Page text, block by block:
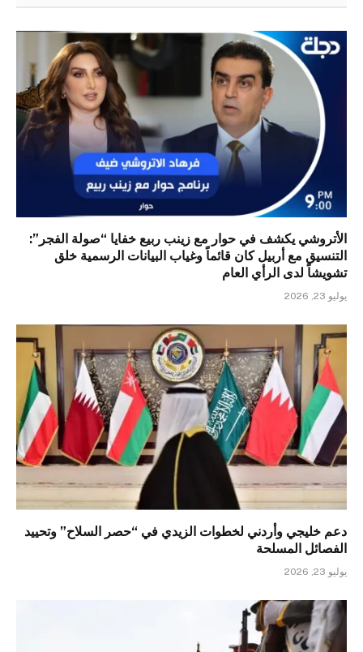
الأتروشي يكشف في حوار مع زينب ربيع خفايا “صولة الفجر”:
التنسيق مع أربيل كان قائماً وغياب البيانات الرسمية خلق
تشويشاً لدى الرأي العام
يوليو 23, 2026
دعم خليجي وأردني لخطوات الزيدي في “حصر السلاح” وتحييد
الفصائل المسلحة
يوليو 23, 2026